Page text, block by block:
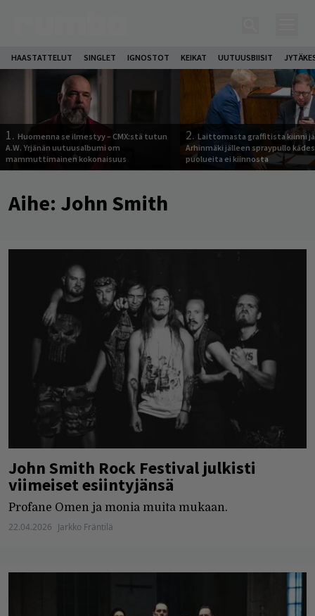
HAASTATTELUT SINGLET IGNOSTOT KEIKAT UUTUUSBIISIT
1. Huomenna se ilmestyy – CMX:stä tutun
A.W. Yrjänän uutuusalbumi om
mammuttimainen kokonaisuus
2. Laittomasta graffitista kiinni
Arhinmäki jälleen spraypullo
puolueita ei kiinnosta
Aihe: John Smith
John Smith Rock Festival julkisti
viimeiset esiintyjänsä
Profane Omen ja monia muita mukaan.
22.04.2026 Jarkko Fräntilä